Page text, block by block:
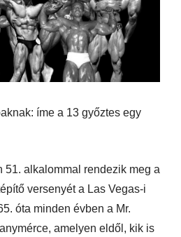
íme a 13 győztes egy
51. alkalommal rendezik meg a
versenyét a Las Vegas-i
óta minden évben a Mr.
amelyen eldől, kik is